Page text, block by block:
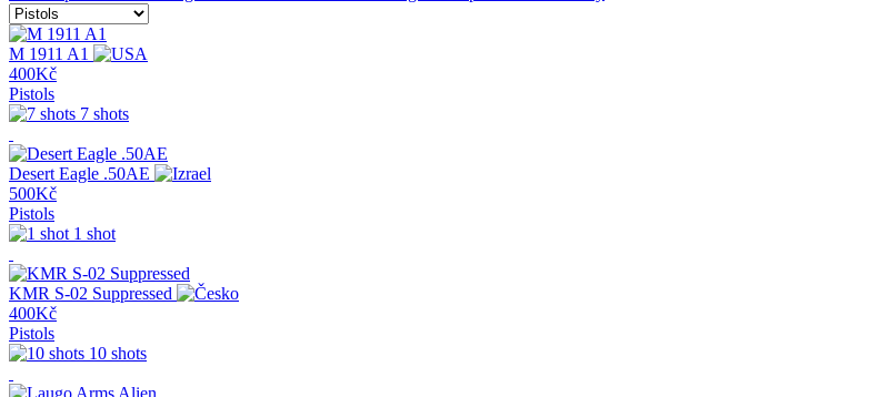
M 1911 A1
400Kč
Pistols
7 shots
Desert Eagle .50AE
500Kč
Pistols
1 shot
KMR S-02 Suppressed
400Kč
Pistols
10 shots